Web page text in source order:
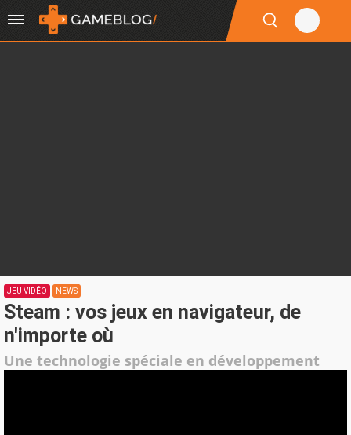
JEU VIDÉO NEWS
Steam : vos jeux en navigateur, de
n'importe où
Une technologie spéciale en développement